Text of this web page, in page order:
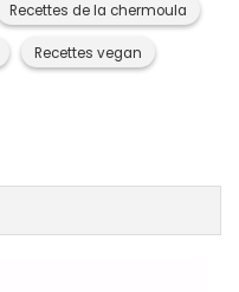
Recettes de la chermoula
Recettes vegan